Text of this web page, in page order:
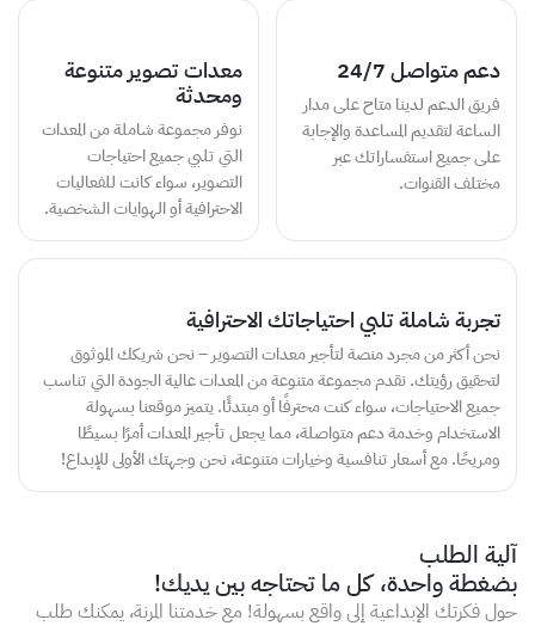
دعم متواصل 24/7
فريق الدعم لدينا متاح على مدار
الساعة لتقديم المساعدة والإجابة
على جميع استفساراتك عبر
مختلف القنوات.
معدات تصوير متنوعة
ومحدثة
نوفر مجموعة شاملة من المعدات
التي تلبي جميع احتياجات
التصوير، سواء كانت للفعاليات
الاحترافية أو الهوايات الشخصية.
تجربة شاملة تلبي احتياجاتك الاحترافية
نحن أكثر من مجرد منصة لتأجير معدات التصوير – نحن شريكك الموثوق
لتحقيق رؤيتك. نقدم مجموعة متنوعة من المعدات عالية الجودة التي تناسب
جميع الاحتياجات، سواء كنت محترفًا أو مبتدئًا. يتميز موقعنا بسهولة
الاستخدام وخدمة دعم متواصلة، مما يجعل تأجير المعدات أمرًا بسيطًا
ومريحًا. مع أسعار تنافسية وخيارات متنوعة، نحن وجهتك الأولى للإبداع!
آلية الطلب
بضغطة واحدة، كل ما تحتاجه بين يديك!
حول فكرتك الإبداعية إلى واقع بسهولة! مع خدمتنا المرنة، يمكنك طلب